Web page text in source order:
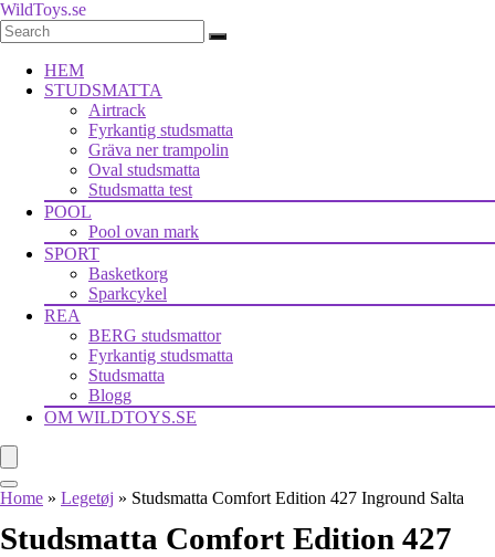
WildToys.se
HEM
STUDSMATTA
Airtrack
Fyrkantig studsmatta
Gräva ner trampolin
Oval studsmatta
Studsmatta test
POOL
Pool ovan mark
SPORT
Basketkorg
Sparkcykel
REA
BERG studsmattor
Fyrkantig studsmatta
Studsmatta
Blogg
OM WILDTOYS.SE
Home » Legetøj » Studsmatta Comfort Edition 427 Inground Salta
Studsmatta Comfort Edition 427